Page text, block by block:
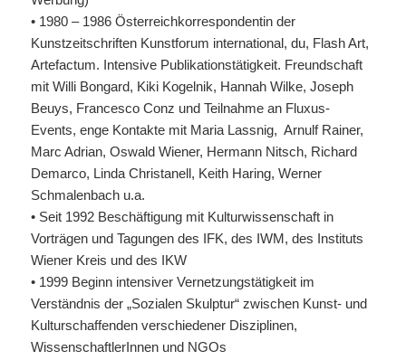
• 1980 – 1986 Österreichkorrespondentin der
Kunstzeitschriften Kunstforum international, du, Flash Art,
Artefactum. Intensive Publikationstätigkeit. Freundschaft
mit Willi Bongard, Kiki Kogelnik, Hannah Wilke, Joseph
Beuys, Francesco Conz und Teilnahme an Fluxus-
Events, enge Kontakte mit Maria Lassnig, Arnulf Rainer,
Marc Adrian, Oswald Wiener, Hermann Nitsch, Richard
Demarco, Linda Christanell, Keith Haring, Werner
Schmalenbach u.a.
• Seit 1992 Beschäftigung mit Kulturwissenschaft in
Vorträgen und Tagungen des IFK, des IWM, des Instituts
Wiener Kreis und des IKW
• 1999 Beginn intensiver Vernetzungstätigkeit im
Verständnis der „Sozialen Skulptur“ zwischen Kunst- und
Kulturschaffenden verschiedener Disziplinen,
WissenschaftlerInnen und NGOs